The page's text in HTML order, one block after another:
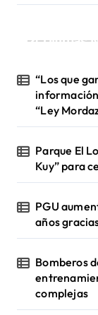
¡Ultimas
“Los que
“Ley
Parque El
Kuy” para
PGU
años
Bomberos
complejas